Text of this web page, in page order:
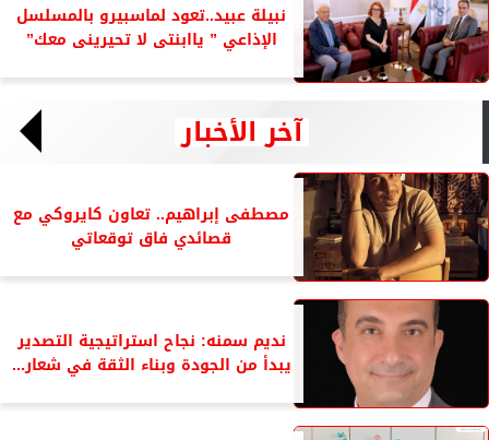
نبيلة عبيد..تعود لماسبيرو بالمسلسل
الإذاعي ” ياابنتى لا تحيرينى معك”
آخر الأخبار
مصطفى إبراهيم.. تعاون كايروكي مع
قصائدي فاق توقعاتي
نديم سمنه: نجاح استراتيجية التصدير
يبدأ من الجودة وبناء الثقة في شعار...